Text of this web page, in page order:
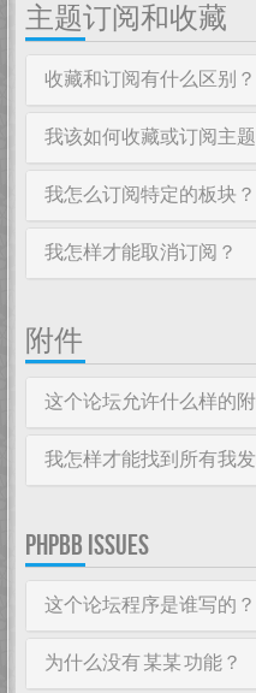
主题订阅和收藏
收藏和订阅有什么区别？
我该如何收藏或订阅主题
我怎么订阅特定的板块？
我怎样才能取消订阅？
附件
这个论坛允许什么样的
我怎样才能找到所有我
PHPBB ISSUES
这个论坛程序是谁写的？
为什么没有 某某 功能？